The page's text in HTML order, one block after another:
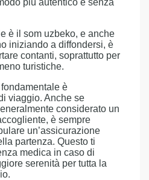
più autentico e senza
è il som uzbeko, e anche
iniziando a diffondersi, è
contanti, soprattutto per
turistiche.
è
viaggio. Anche se
considerato un
è sempre
un’assicurazione
partenza. Questo ti
medica in caso di
serenità per tutta la